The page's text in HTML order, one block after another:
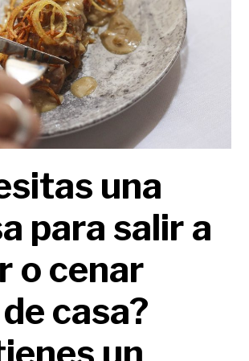
una
para salir a
o cenar
casa?